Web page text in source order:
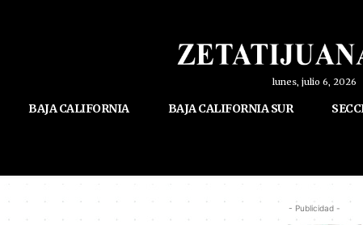
lunes, julio 6, 2026
BAJA CALIFORNIA BAJA CALIFORNIA SUR
- Publicidad -